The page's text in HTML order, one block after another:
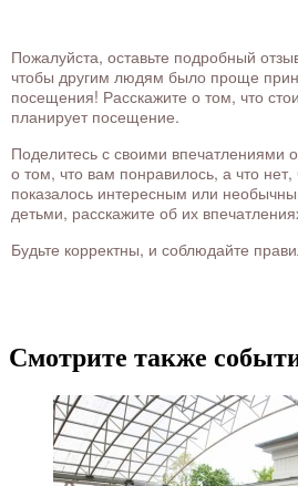
Пожалуйста, оставьте подробный
чтобы другим людям было проще
посещения! Расскажите о том, что
планирует посещение.
Поделитесь с своими впечатлениями
о том, что вам понравилось, а что
показалось интересным или
детьми, расскажите об их
Будьте корректны, и соблюдайте
Смотрите также